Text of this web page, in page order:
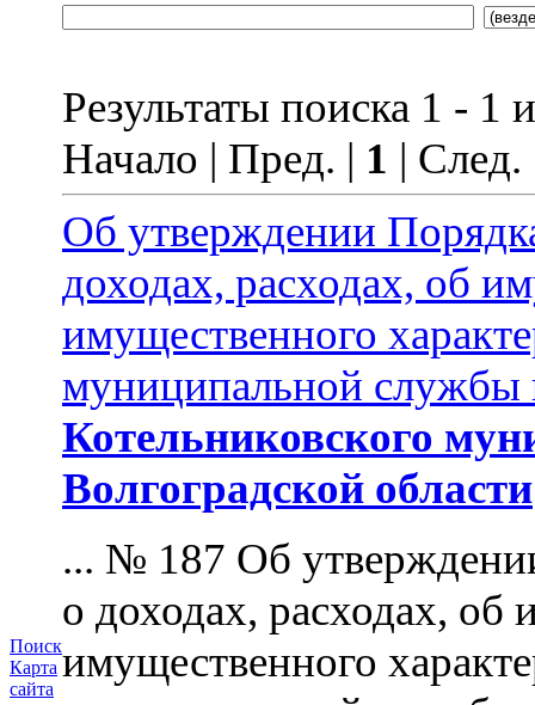
Поиск
Карта
сайта
Результаты поиска 1 - 1
Начало | Пред. | 1 |
Об утверждении
доходах, расходах, об
имущественного
муниципальной службы
Котельниковского
Волгоградской области
... № 187 Об
о доходах, расходах, об
имущественного